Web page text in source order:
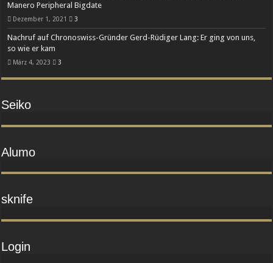
Manero Peripheral Bigdate
Dezember 1, 2021 3
Nachruf auf Chronoswiss-Gründer Gerd-Rüdiger Lang: Er ging von uns,
so wie er kam
März 4, 2023 3
Seiko
Alumo
sknife
Login